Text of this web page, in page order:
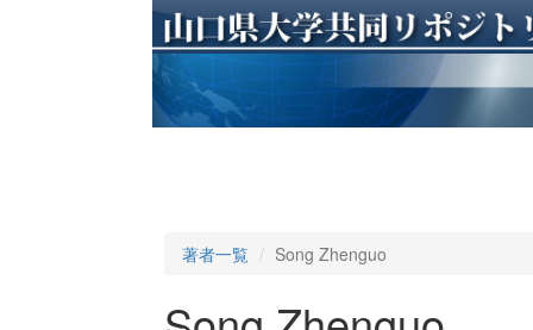
著者一覧 Song Zhenguo